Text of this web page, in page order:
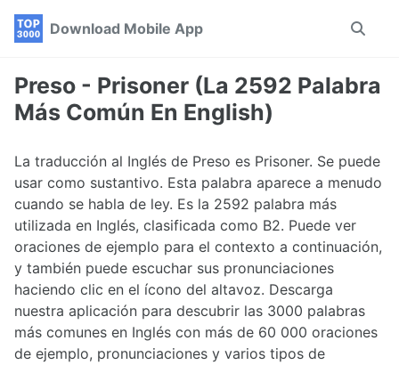
Skip
navigation
Skip
Skip
Download Mobile App
Toggle
Preso - Prisoner (La 2592 Palabra
Más Común En English)
La traducción al Inglés de Preso es Prisoner. Se puede
usar como sustantivo. Esta palabra aparece a menudo
cuando se habla de ley. Es la 2592 palabra más
utilizada en Inglés, clasificada como B2. Puede ver
oraciones de ejemplo para el contexto a continuación,
y también puede escuchar sus pronunciaciones
haciendo clic en el ícono del altavoz. Descarga
nuestra aplicación para descubrir las 3000 palabras
más comunes en Inglés con más de 60 000 oraciones
de ejemplo, pronunciaciones y varios tipos de